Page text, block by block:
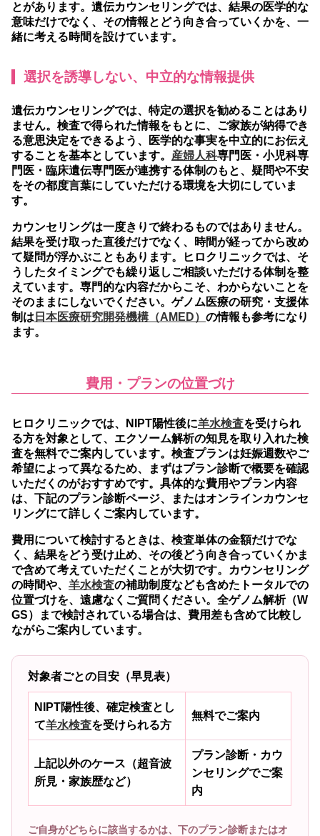
とがあります。遺伝カウンセリングでは、結果の医学的な
意味だけでなく、その情報とどう向き合っていくかを、一
緒に考える時間を設けています。
選択を誘導しない、中立的な情報提供
遺伝カウンセリングでは、特定の選択を勧めることはあり
ません。検査で得られた情報をもとに、ご家族が納得でき
る意思決定をできるよう、医学的な事実を中立的にお伝え
することを基本としています。 産婦人科専門医・小児科専
門医・臨床遺伝専門医が連携する体制のもと、疑問や不安
をその都度言葉にしていただける環境を大切にしていま
す。
カウンセリングは一度きりで終わるものではありません。
結果を受け取った直後だけでなく、時間が経ってから改め
て疑問が浮かぶこともあります。ヒロクリニックでは、そ
うしたタイミングでも繰り返しご相談いただける体制を整
えています。専門的な内容だからこそ、わからないことを
そのままにしないでください。ゲノム医療の研究・支援体
制は 日本医療研究開発機構（AMED） の情報も参考になり
ます。
費用・プランの位置づけ
ヒロクリニックでは、NIPT陽性後に羊水検査を受けられ
る方を対象として、エクソーム解析の知見を取り入れた検
査を無料でご案内しています。 検査プランは妊娠週数やご
希望によって異なるため、まずはプラン診断で概要を確認
いただくのがおすすめです。 具体的な費用やプラン内容
は、下記のプラン診断ページ、またはオンラインカウンセ
リングにて詳しくご案内しています。
費用について検討するときは、検査単体の金額だけでな
く、結果をどう受け止め、その後どう向き合っていくかま
で含めて考えていただくことが大切です。カウンセリング
の時間や、 羊水検査の補助制度なども含めたトータルでの
位置づけを、遠慮なくご質問ください。全ゲノム解析（W
GS）まで検討されている場合は、費用差も含めて比較し
ながらご案内しています。
対象者ごとの目安（早見表）
NIPT陽性後、確定検査とし
て羊水検査を受けられる方
無料でご案内
上記以外のケース（超音波
所見・家族歴など）
プラン診断・カウ
ンセリングでご案
内
ご自身がどちらに該当するかは、下のプラン診断またはオ